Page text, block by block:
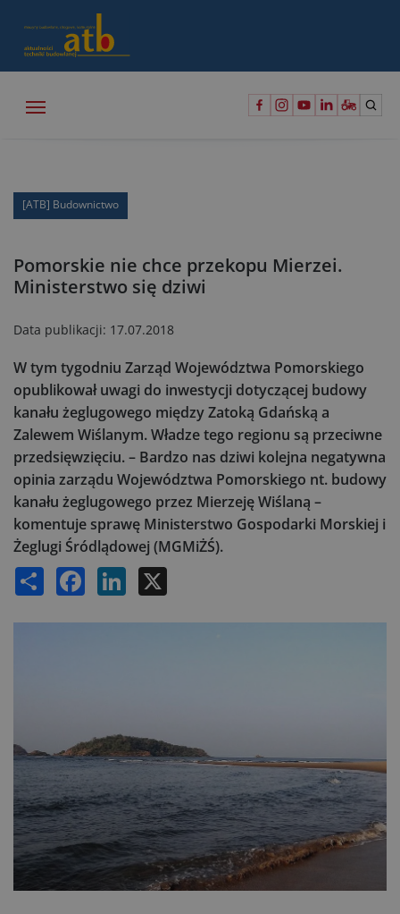
[ATB] Budownictwo
Pomorskie nie chce przekopu Mierzei.
Ministerstwo się dziwi
Data publikacji: 17.07.2018
W tym tygodniu Zarząd Województwa Pomorskiego
opublikował uwagi do inwestycji dotyczącej budowy
kanału żeglugowego między Zatoką Gdańską a
Zalewem Wiślanym. Władze tego regionu są przeciwne
przedsięwzięciu. – Bardzo nas dziwi kolejna negatywna
opinia zarządu Województwa Pomorskiego nt. budowy
kanału żeglugowego przez Mierzeję Wiślaną –
komentuje sprawę Ministerstwo Gospodarki Morskiej i
Żeglugi Śródlądowej (MGMiŻŚ).
Share Facebook LinkedIn